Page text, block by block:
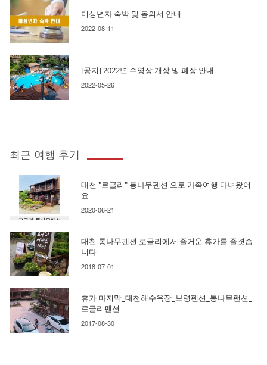
미성년자 숙박 및 동의서 안내
2022-08-11
[공지] 2022년 수영장 개장 및 폐장 안내
2022-05-26
최근 여행 후기
대천 "로글리" 통나무펜션 으로 가족여행 다녀왔어
요
2020-06-21
대천 통나무펜션 로글리에서 즐거운 휴가를 즐겻습
니다
2018-07-01
휴가 마지막_대천해수욕장_보령펜션_통나무팬션_
로글리펜션
2017-08-30